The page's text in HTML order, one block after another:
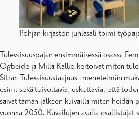
Pohjan kirjaston juhlasali toimi
Tulevaisuuspajan ensimmäisessä osassa
Ogbeide ja Milla Kallio kertoivat miten
Sitran Tulevaisuustaajuus -menetelmän
esim. sekä toivottavia, uskottavia, että
saivat tämän jälkeen kuivailla miten heidän
vuonna 2050. Kuvailujen avulla osallistujat